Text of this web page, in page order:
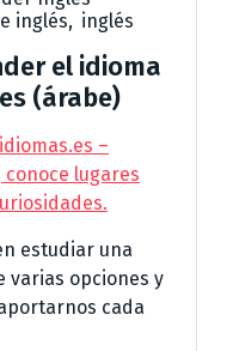
inglés, inglés
el idioma
(árabe)
–
lugares
estudiar una
varias opciones y
cada